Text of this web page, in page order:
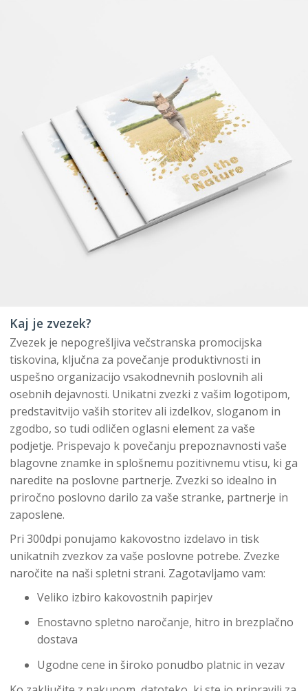
Kaj je zvezek?
Zvezek je nepogrešljiva večstranska promocijska
tiskovina, ključna za povečanje produktivnosti in
uspešno organizacijo vsakodnevnih poslovnih ali
osebnih dejavnosti. Unikatni zvezki z vašim logotipom,
predstavitvijo vaših storitev ali izdelkov, sloganom in
zgodbo, so tudi odličen oglasni element za vaše
podjetje. Prispevajo k povečanju prepoznavnosti vaše
blagovne znamke in splošnemu pozitivnemu vtisu, ki ga
naredite na poslovne partnerje. Zvezki so idealno in
priročno poslovno darilo za vaše stranke, partnerje in
zaposlene.
Pri 300dpi ponujamo kakovostno izdelavo in tisk
unikatnih zvezkov za vaše poslovne potrebe. Zvezke
naročite na naši spletni strani. Zagotavljamo vam:
Veliko izbiro kakovostnih papirjev
Enostavno spletno naročanje, hitro in brezplačno
dostava
Ugodne cene in široko ponudbo platnic in vezav